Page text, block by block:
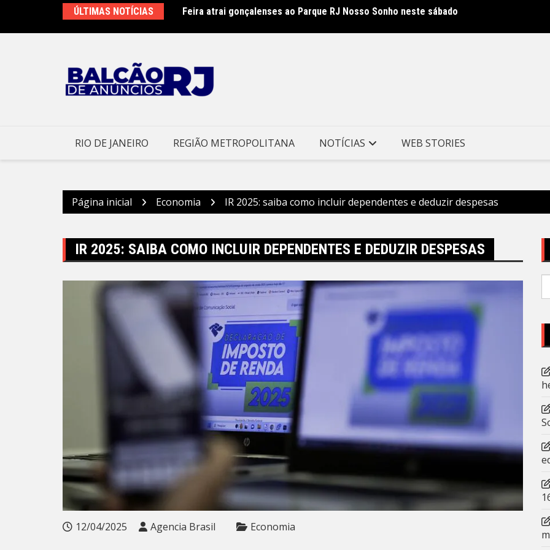
o
ÚLTIMAS NOTÍCIAS Feira atrai gonçalenses ao Parque RJ Nosso Sonho neste sábado
Sábado letivo especial na rede municipal de educação em São Gonçalo
RIO DE JANEIRO REGIÃO METROPOLITANA NOTÍCIAS WEB STORIES
Página inicial Economia IR 2025: saiba como incluir dependentes e deduzir despesas
IR 2025: SAIBA COMO INCLUIR DEPENDENTES E DEDUZIR DESPESAS
12/04/2025 Agencia Brasil Economia